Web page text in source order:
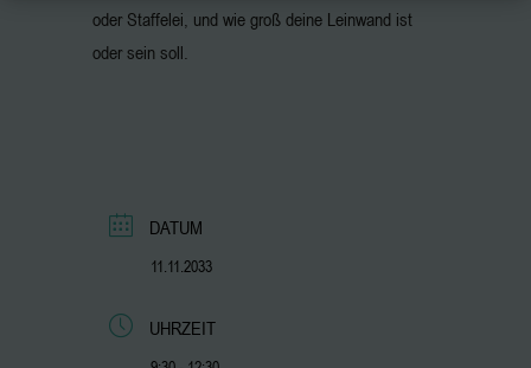
oder Staffelei, und wie groß deine Leinwand ist
oder sein soll.
DATUM
11.11.2033
UHRZEIT